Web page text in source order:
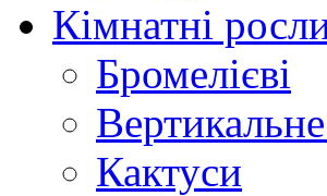
Кімнатні
Бромелієві
Кактуси